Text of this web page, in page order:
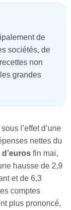
de
sociétés, de
non
grandes
l’effet d’une
nettes du
fin mai,
hausse de 2,9
et de 6,3
comptes
plus prononcé,